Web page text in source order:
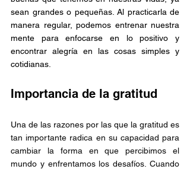
sean grandes o pequeñas. Al practicarla de
manera regular, podemos entrenar nuestra
mente para enfocarse en lo positivo y
encontrar alegría en las cosas simples y
cotidianas.
Importancia de la gratitud
Una de las razones por las que la gratitud es
tan importante radica en su capacidad para
cambiar la forma en que percibimos el
mundo y enfrentamos los desafíos. Cuando